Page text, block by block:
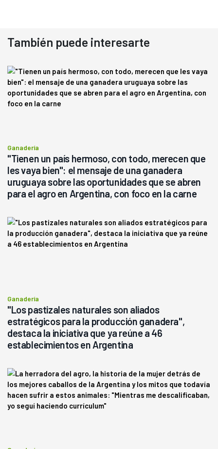
También puede interesarte
Ganadería
"Tienen un país hermoso, con todo, merecen que
les vaya bien": el mensaje de una ganadera
uruguaya sobre las oportunidades que se abren
para el agro en Argentina, con foco en la carne
Ganadería
"Los pastizales naturales son aliados
estratégicos para la producción ganadera",
destaca la iniciativa que ya reúne a 46
establecimientos en Argentina